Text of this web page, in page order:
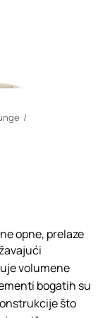
opne, prelaze
volumene
bogatih su
što